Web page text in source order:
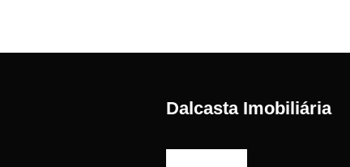
Dalcasta Imobiliária